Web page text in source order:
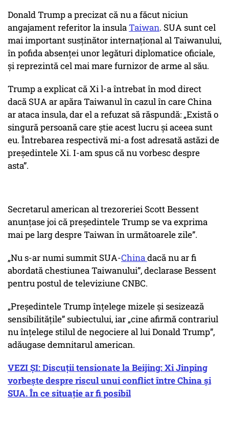
Donald Trump a precizat că nu a făcut niciun
angajament referitor la insulaTaiwan. SUA sunt cel
mai important susţinător internaţional al Taiwanului,
în pofida absenţei unor legături diplomatice oficiale,
şi reprezintă cel mai mare furnizor de arme al său.
Trump a explicat că Xi l-a întrebat în mod direct
dacă SUA ar apăra Taiwanul în cazul în care China
ar ataca insula, dar el a refuzat să răspundă: „Există o
singură persoană care ştie acest lucru şi aceea sunt
eu. Întrebarea respectivă mi-a fost adresată astăzi de
preşedintele Xi. I-am spus că nu vorbesc despre
asta”.
Secretarul american al trezoreriei Scott Bessent
anunţase joi că preşedintele Trump se va exprima
mai pe larg despre Taiwan în următoarele zile”.
„Nu s-ar numi summit SUA-Chinadacă nu ar fi
abordată chestiunea Taiwanului”, declarase Bessent
pentru postul de televiziune CNBC.
„Preşedintele Trump înţelege mizele şi sesizează
sensibilităţile” subiectului, iar „cine afirmă contrariul
nu înţelege stilul de negociere al lui Donald Trump”,
adăugase demnitarul american.
VEZI ȘI: Discuții tensionate la Beijing: Xi Jinping
vorbește despre riscul unui conflict între China și
SUA. În ce situație ar fi posibil